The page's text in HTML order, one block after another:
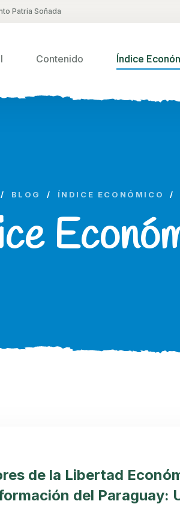
Patria Soñada
Contenido Índice
/ BLOG / ÍNDICE ECONÓMICO /
de la Libertad
del Paraguay: